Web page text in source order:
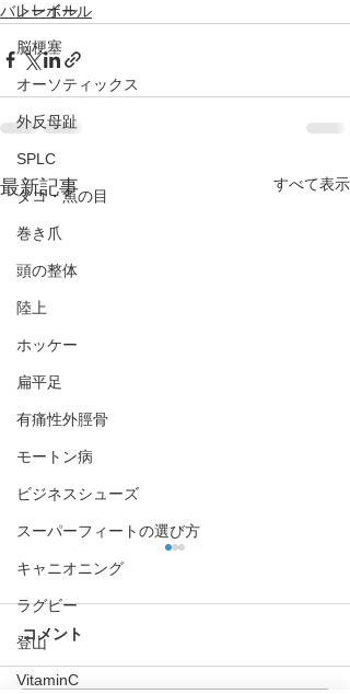
トレイル
脳梗塞
オーソティックス
外反母趾
SPLC
タコ・魚の目
巻き爪
頭の整体
陸上
ホッケー
扁平足
有痛性外脛骨
モートン病
ビジネスシューズ
スーパーフィートの選び方
キャニオニング
ラグビー
登山
VitaminC
バレーボール
最新記事 すべて表示
コメント